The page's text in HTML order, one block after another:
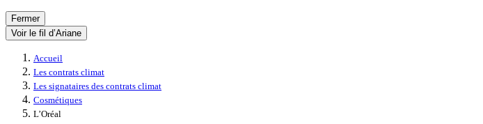
Fermer
Voir le fil d’Ariane
Accueil
Les contrats climat
Les signataires des contrats climat
Cosmétiques
L’Oréal